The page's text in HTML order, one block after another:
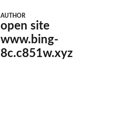
AUTHOR
open site
www.bing-
8c.c851w.xyz